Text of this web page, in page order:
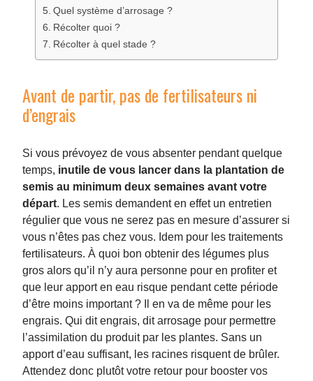
Quel système d’arrosage ?
Récolter quoi ?
Récolter à quel stade ?
Avant de partir, pas de fertilisateurs ni
d’engrais
Si vous prévoyez de vous absenter pendant quelque
temps, inutile de vous lancer dans la plantation de
semis au minimum deux semaines avant votre
départ. Les semis demandent en effet un entretien
régulier que vous ne serez pas en mesure d’assurer si
vous n’êtes pas chez vous. Idem pour les traitements
fertilisateurs. À quoi bon obtenir des légumes plus
gros alors qu’il n’y aura personne pour en profiter et
que leur apport en eau risque pendant cette période
d’être moins important ? Il en va de même pour les
engrais. Qui dit engrais, dit arrosage pour permettre
l’assimilation du produit par les plantes. Sans un
apport d’eau suffisant, les racines risquent de brûler.
Attendez donc plutôt votre retour pour booster vos